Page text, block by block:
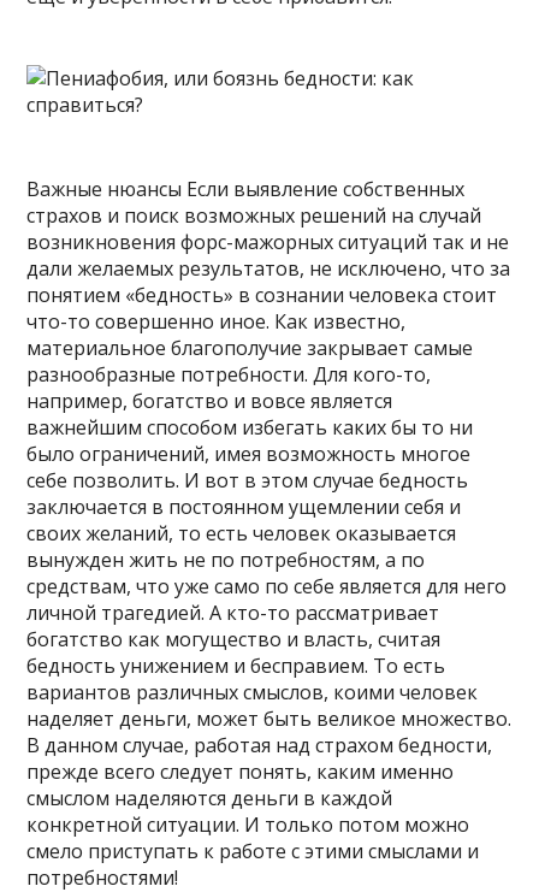
Важные нюансы Если выявление собственных
страхов и поиск возможных решений на случай
возникновения форс-мажорных ситуаций так и не
дали желаемых результатов, не исключено, что за
понятием «бедность» в сознании человека стоит
что-то совершенно иное. Как известно,
материальное благополучие закрывает самые
разнообразные потребности. Для кого-то,
например, богатство и вовсе является
важнейшим способом избегать каких бы то ни
было ограничений, имея возможность многое
себе позволить. И вот в этом случае бедность
заключается в постоянном ущемлении себя и
своих желаний, то есть человек оказывается
вынужден жить не по потребностям, а по
средствам, что уже само по себе является для него
личной трагедией. А кто-то рассматривает
богатство как могущество и власть, считая
бедность унижением и бесправием. То есть
вариантов различных смыслов, коими человек
наделяет деньги, может быть великое множество.
В данном случае, работая над страхом бедности,
прежде всего следует понять, каким именно
смыслом наделяются деньги в каждой
конкретной ситуации. И только потом можно
смело приступать к работе с этими смыслами и
потребностями!